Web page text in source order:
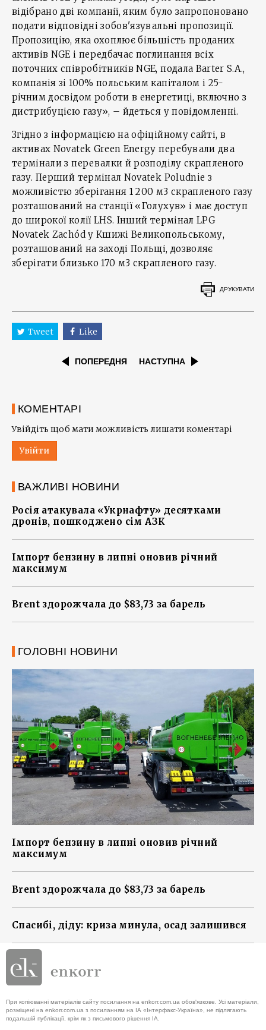
відібрано дві компанії, яким було запропоновано
подати відповідні зобов'язувальні пропозиції.
Пропозицію, яка охоплює більшість проданих
активів NGE і передбачає поглинання всіх
поточних співробітників NGE, подала Barter S.A.,
компанія зі 100% польським капіталом і 25-
річним досвідом роботи в енергетиці, включно з
дистрибуцією газу», – йдеться у повідомленні.
Згідно з інформацією на офіційному сайті, в
активах Novatek Green Energy перебували два
термінали з перевалки й розподілу скрапленого
газу. Перший термінал Novatek Poludnie з
можливістю зберігання 1 200 м3 скрапленого газу
розташований на станції «Голухув» і має доступ
до широкої колії LHS. Інший термінал LPG
Novatek Zachód у Кшижі Великопольському,
розташований на заході Польщі, дозволяє
зберігати близько 170 м3 скрапленого газу.
ДРУКУВАТИ
Tweet Like
ПОПЕРЕДНЯ НАСТУПНА
КОМЕНТАРІ
Увійдіть щоб мати можливість лишати коментарі
Увійти
ВАЖЛИВІ НОВИНИ
Росія атакувала «Укрнафту» десятками
дронів, пошкоджено сім АЗК
Імпорт бензину в липні оновив річний
максимум
Brent здорожчала до $83,73 за барель
ГОЛОВНІ НОВИНИ
Імпорт бензину в липні оновив річний
максимум
Brent здорожчала до $83,73 за барель
Спасибі, діду: криза минула, осад залишився
При копіюванні матеріалів сайту посилання на enkorr.com.ua обов'язкове. Усі матеріали,
розміщені на enkorr.com.ua з посиланням на ІА «Інтерфакс-Україна», не підлягають
подальшій публікації, крім як з письмового рішення ІА.